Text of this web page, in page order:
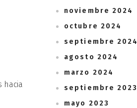
hacia
noviembre 2024
octubre 2024
septiembre 2024
agosto 2024
marzo 2024
septiembre 2023
mayo 2023